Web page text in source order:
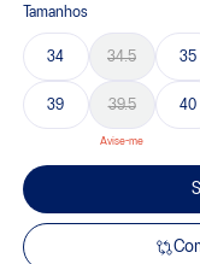
Tamanhos
34 34.5 35
39 39.5 40